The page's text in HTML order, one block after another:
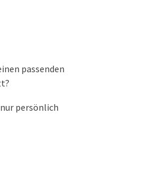
passenden
persönlich